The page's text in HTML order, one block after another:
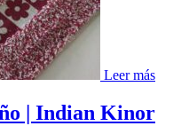
Leer más
| Indian Kinor